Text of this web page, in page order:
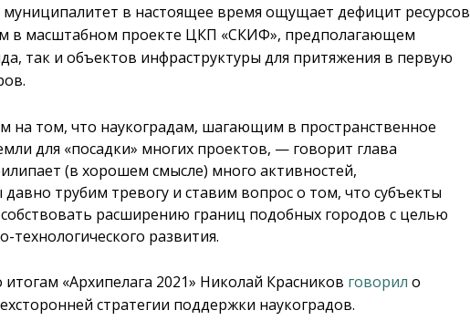
в настоящее время ощущает дефицит ресурсов
в масштабном проекте ЦКП «СКИФ», предполагающем
так и объектов инфраструктуры для притяжения в первую
на том, что наукоградам, шагающим в пространственное
для «посадки» многих проектов, —говорит глава
(в хорошем смысле) много активностей,
трубим тревогу и ставим вопрос о том, что субъекты
расширению границ подобных городов с целью
технологического развития.
«Архипелага 2021» Николай Красников говорил о
стратегии поддержки наукоградов.